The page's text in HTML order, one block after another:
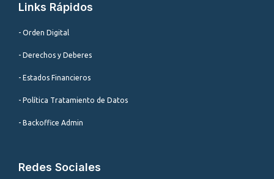
Links Rápidos
- Orden Digital
- Derechos y Deberes
- Estados Financieros
- Política Tratamiento de Datos
- Backoffice Admin
Redes Sociales